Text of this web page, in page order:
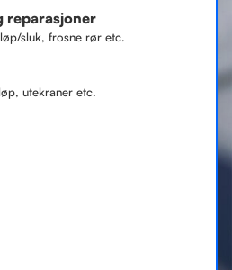
reparasjoner
sluk, frosne rør etc.
utekraner etc.